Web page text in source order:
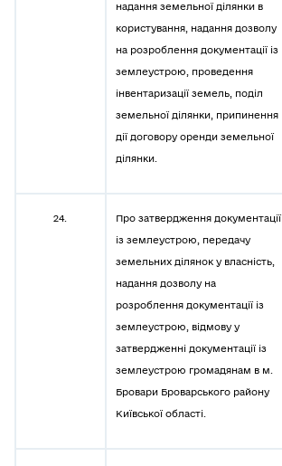
надання земельної ділянки в
користування, надання дозволу
на розроблення документації із
землеустрою, проведення
інвентаризації земель, поділ
земельної ділянки, припинення
дії договору оренди земельної
ділянки.
24.
Про затвердження документації
із землеустрою, передачу
земельних ділянок у власність,
надання дозволу на
розроблення документації із
землеустрою, відмову у
затвердженні документації із
землеустрою громадянам в м.
Бровари Броварського району
Київської області.